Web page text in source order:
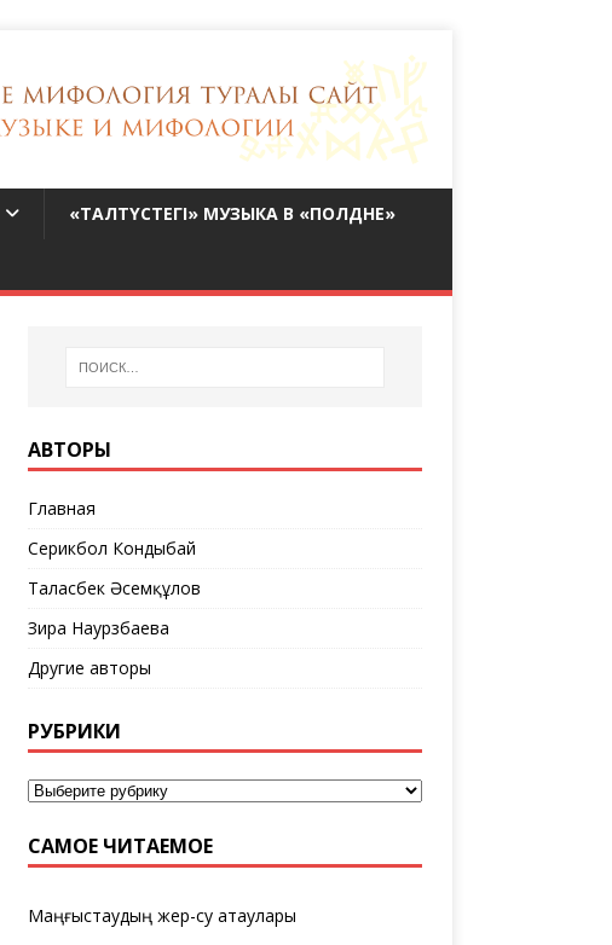
«ТАЛТҮСТЕГІ» МУЗЫКА В «ПОЛДНЕ»
АВТОРЫ
Главная
Серикбол Кондыбай
Таласбек Әсемқұлов
Зира Наурзбаева
Другие авторы
РУБРИКИ
САМОЕ ЧИТАЕМОЕ
Маңғыстаудың жер-су атаулары